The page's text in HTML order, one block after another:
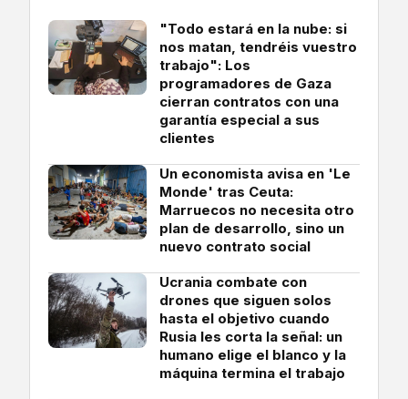
"Todo estará en la nube: si
nos matan, tendréis vuestro
trabajo": Los
programadores de Gaza
cierran contratos con una
garantía especial a sus
clientes
Un economista avisa en 'Le
Monde' tras Ceuta:
Marruecos no necesita otro
plan de desarrollo, sino un
nuevo contrato social
Ucrania combate con
drones que siguen solos
hasta el objetivo cuando
Rusia les corta la señal: un
humano elige el blanco y la
máquina termina el trabajo